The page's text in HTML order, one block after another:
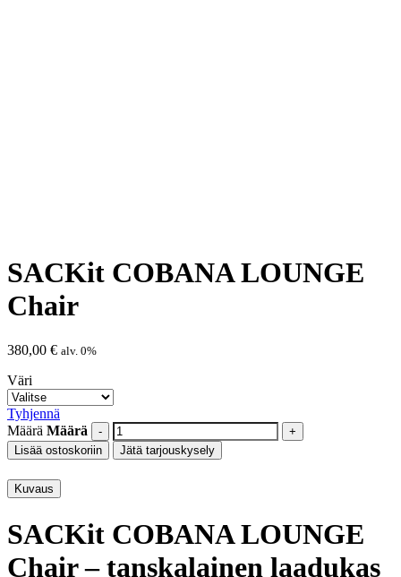
SACKit COBANA LOUNGE
Chair
380,00 € alv. 0%
Väri
Tyhjennä
Määrä Määrä
Lisää ostoskoriin Jätä tarjouskysely
Kuvaus
SACKit COBANA LOUNGE
Chair – tanskalainen laadukas